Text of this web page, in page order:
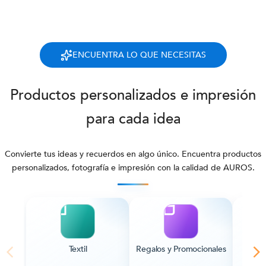
ENCUENTRA LO QUE NECESITAS
Productos personalizados e impresión
para cada idea
Convierte tus ideas y recuerdos en algo único. Encuentra productos
personalizados, fotografía e impresión con la calidad de AUROS.
Textil Regalos y Promocionales